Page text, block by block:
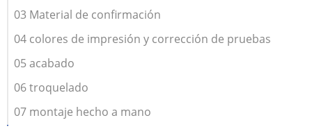
03 Material de confirmación
04 colores de impresión y corrección de pruebas
05 acabado
06 troquelado
07 montaje hecho a mano